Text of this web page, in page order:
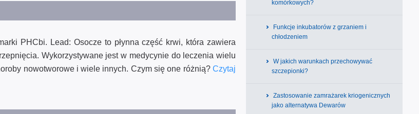
PHCbi. Lead: Osocze to płynna część krwi, która zawiera
Wykorzystywane jest w medycynie do leczenia wielu
nowotworowe i wiele innych. Czym się one różnią? Czytaj
komórkowych?
Funkcje inkubatorów z grzaniem i
chłodzeniem
W jakich warunkach przechowywać
szczepionki?
Zastosowanie zamrażarek kriogenicznych
jako alternatywa Dewarów